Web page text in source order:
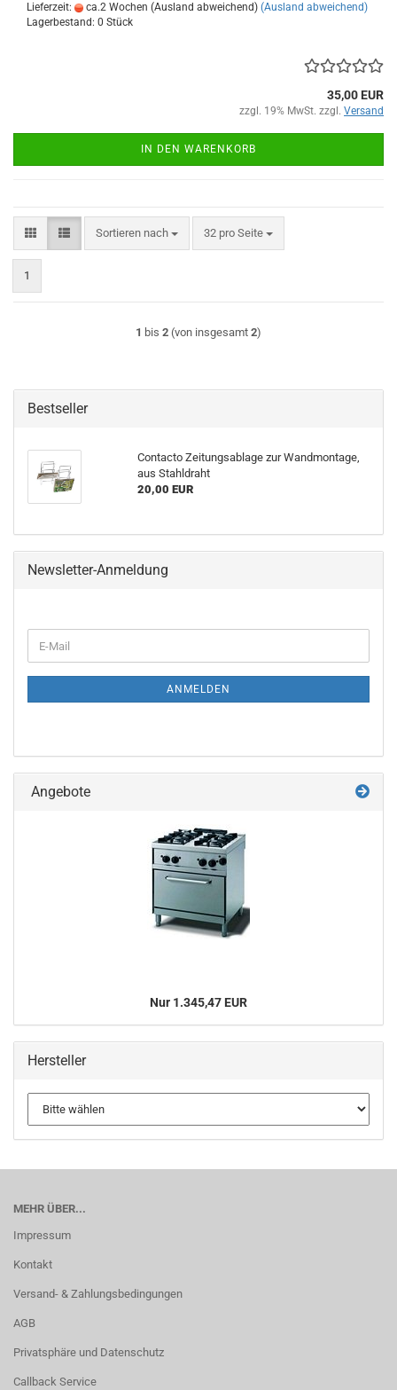
Lieferzeit: ca.2 Wochen (Ausland abweichend) (Ausland abweichend)
Lagerbestand: 0 Stück
35,00 EUR
zzgl. 19% MwSt. zzgl. Versand
IN DEN WARENKORB
Sortieren nach
Sortieren nach 32 pro Seite
pro Seite
1
1 bis 2 (von insgesamt 2)
Bestseller
Contacto Zeitungsablage zur Wandmontage,
aus Stahldraht
20,00 EUR
Newsletter-Anmeldung
ZUR
E-
Mail
ANMELDEN
Angebote
Nur 1.345,47 EUR
Hersteller
MEHR ÜBER...
Impressum
Kontakt
Versand- & Zahlungsbedingungen
AGB
Privatsphäre und Datenschutz
Callback Service